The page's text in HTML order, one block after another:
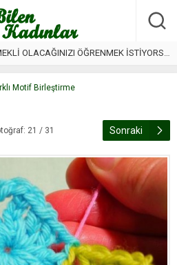
ÖĞRENMEK İSTİYORSANIZ BU TABLOYA BAKIN
Motif Birleştirme
21 / 31 Sonraki